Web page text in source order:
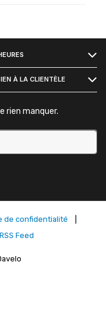
À LA CLIENTÈLE
rien manquer.
de confidentialité
RSS Feed